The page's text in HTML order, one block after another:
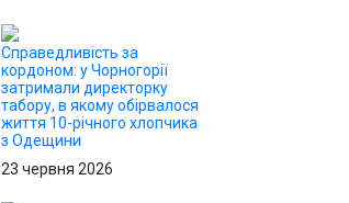
Справедливість за
кордоном: у Чорногорії
затримали директорку
табору, в якому обірвалося
життя 10-річного хлопчика
з Одещини
23 червня 2026